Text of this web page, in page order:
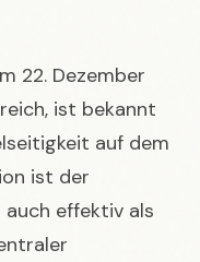
22. Dezember
ist bekannt
auf dem
ist der
auch effektiv als